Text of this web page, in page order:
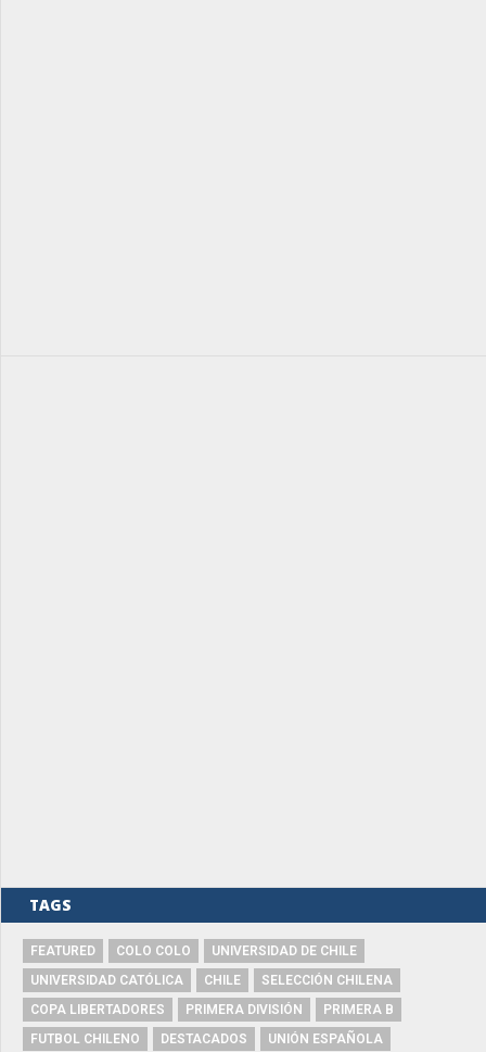
TAGS
FEATURED COLO COLO
UNIVERSIDAD DE CHILE
UNIVERSIDAD CATÓLICA
CHILE
SELECCIÓN CHILENA
COPA LIBERTADORES
PRIMERA DIVISIÓN
PRIMERA B
FUTBOL CHILENO
DESTACADOS
UNIÓN ESPAÑOLA